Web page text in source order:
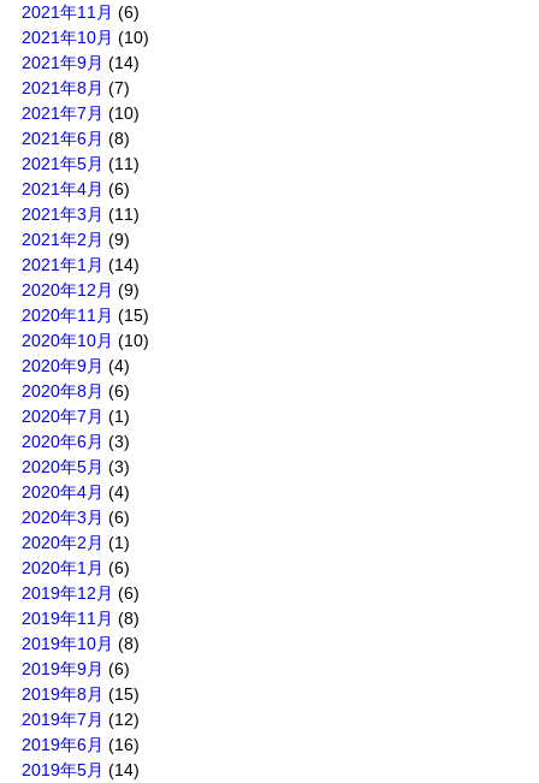
2021年11月 (6)
2021年10月 (10)
2021年9月 (14)
2021年8月 (7)
2021年7月 (10)
2021年6月 (8)
2021年5月 (11)
2021年4月 (6)
2021年3月 (11)
2021年2月 (9)
2021年1月 (14)
2020年12月 (9)
2020年11月 (15)
2020年10月 (10)
2020年9月 (4)
2020年8月 (6)
2020年7月 (1)
2020年6月 (3)
2020年5月 (3)
2020年4月 (4)
2020年3月 (6)
2020年2月 (1)
2020年1月 (6)
2019年12月 (6)
2019年11月 (8)
2019年10月 (8)
2019年9月 (6)
2019年8月 (15)
2019年7月 (12)
2019年6月 (16)
2019年5月 (14)